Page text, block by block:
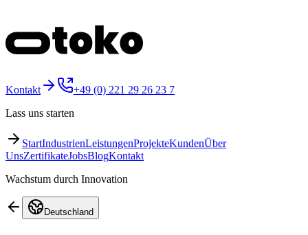
Kontakt
+49 (0) 221 29 26 23 7
Lass uns starten
StartIndustrienLeistungenProjekteKundenÜber
UnsZertifikateJobsBlogKontakt
Wachstum durch Innovation
Deutschland